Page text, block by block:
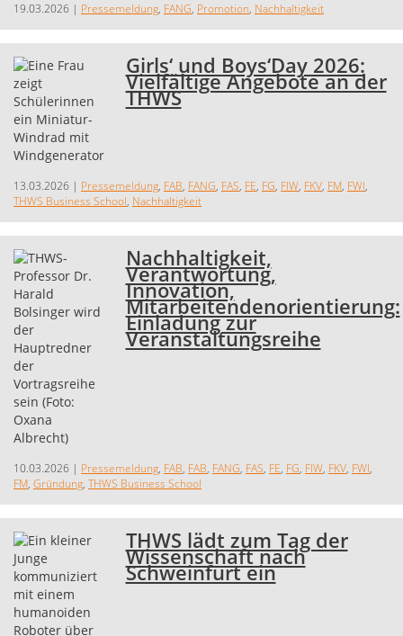
19.03.2026 | Pressemeldung, FANG, Promotion, Nachhaltigkeit
Girls‘ und Boys‘Day 2026:
Vielfältige Angebote an der
THWS
13.03.2026 | Pressemeldung, FAB, FANG, FAS, FE, FG, FIW, FKV, FM, FWI,
THWS Business School, Nachhaltigkeit
Nachhaltigkeit,
Verantwortung,
Innovation,
Mitarbeitendenorientierung:
Einladung zur
Veranstaltungsreihe
10.03.2026 | Pressemeldung, FAB, FAB, FANG, FAS, FE, FG, FIW, FKV, FWI,
FM, Gründung, THWS Business School
THWS lädt zum Tag der
Wissenschaft nach
Schweinfurt ein